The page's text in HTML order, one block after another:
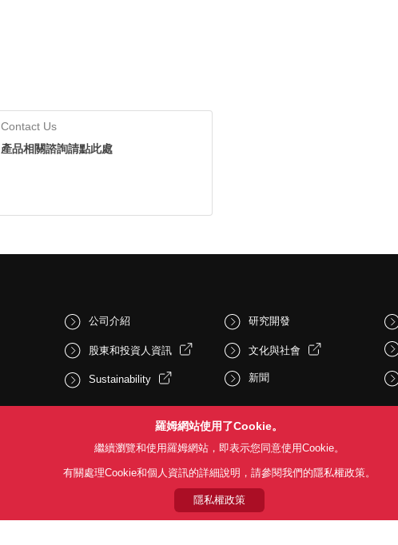
Contact Us
產品相關諮詢請點此處
公司介紹
股東和投資人資訊
Sustainability
研究開發
文化與社會
新聞
羅姆網站使用了Cookie。
繼續瀏覽和使用羅姆網站，即表示您同意使用Cookie。
有關處理Cookie和個人資訊的詳細說明，請參閱我們的隱私權政策。
隱私權政策